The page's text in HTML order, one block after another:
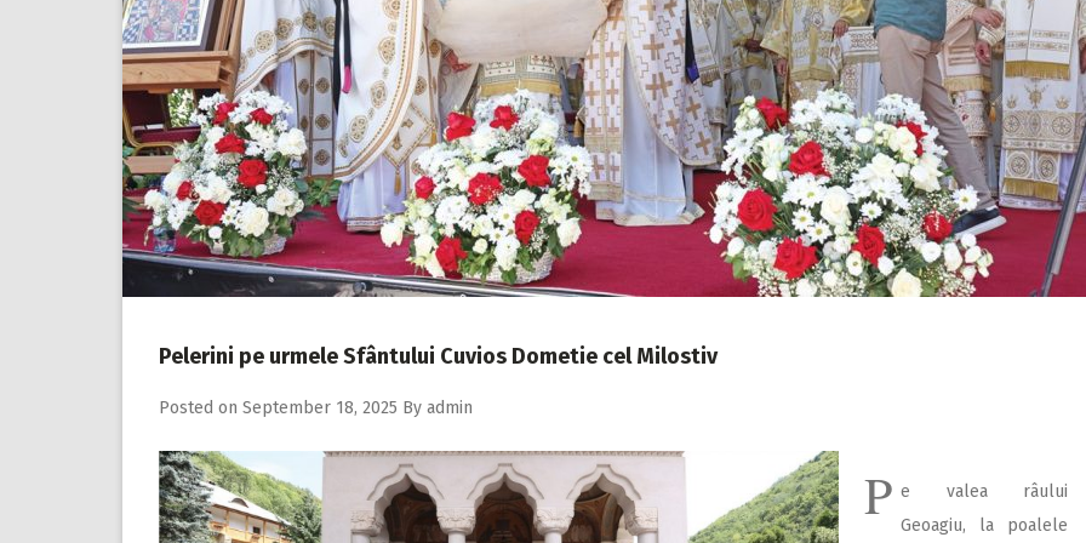
Pelerini pe urmele Sfântului Cuvios Dometie cel Milostiv
Posted on September 18, 2025 By admin
P e valea râului
Geoagiu, la poalele